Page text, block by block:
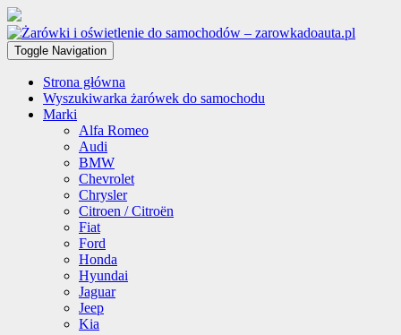
Toggle Navigation
Strona główna
Wyszukiwarka żarówek do samochodu
Marki
Alfa Romeo
Audi
BMW
Chevrolet
Chrysler
Citroen / Citroën
Fiat
Ford
Honda
Hyundai
Jaguar
Jeep
Kia